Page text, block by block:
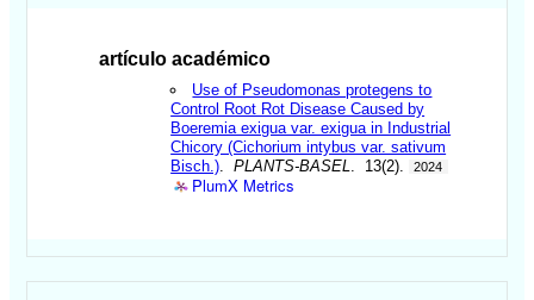
artículo académico
Use of Pseudomonas protegens to
Control Root Rot Disease Caused by
Boeremia exigua var. exigua in Industrial
Chicory (Cichorium intybus var. sativum
Bisch.).PLANTS-BASEL. 13(2). 2024
PlumX Metrics